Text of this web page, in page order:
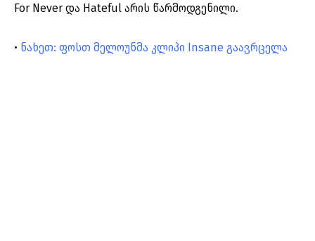
For Never და Hateful არის წარმოდგენილი.
• ნახეთ: ფოსთ მელოუნმა კლიპი Insane გაავრცელა